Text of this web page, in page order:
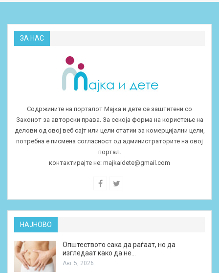
ЗА НАС
Содржините на порталот Мајка и дете се заштитени со
Законот за авторски права. За секоја форма на користење на
делови од овој веб сајт или цели статии за комерцијални цели,
потребна е писмена согласност од администраторите на овој
портал.
контактирајте не: majkaidete@gmail.com
НАЈНОВО
Општеството сака да раѓаат, но да
изгледаат како да не…
Авг 5, 2026